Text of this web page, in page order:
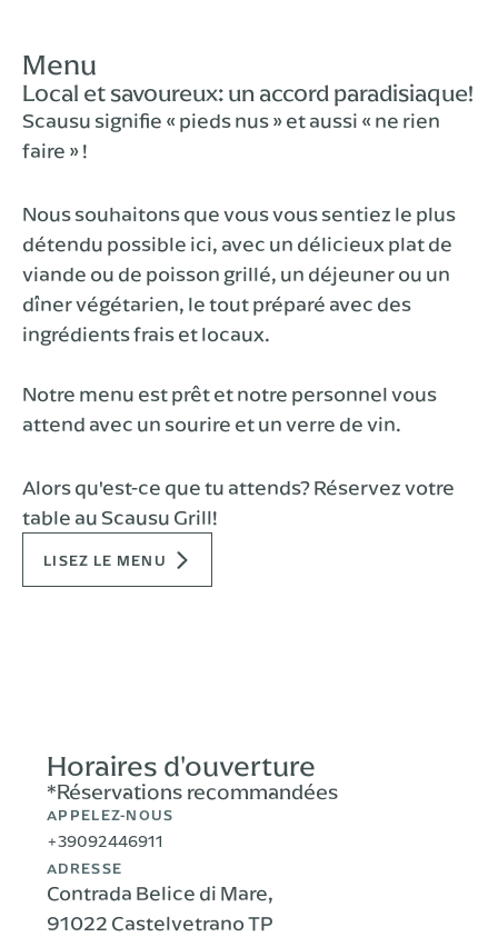
Menu
Local et savoureux: un accord paradisiaque!
Scausu signifie « pieds nus » et aussi « ne rien
faire » !
Nous souhaitons que vous vous sentiez le plus
détendu possible ici, avec un délicieux plat de
viande ou de poisson grillé, un déjeuner ou un
dîner végétarien, le tout préparé avec des
ingrédients frais et locaux.
Notre menu est prêt et notre personnel vous
attend avec un sourire et un verre de vin.
Alors qu'est-ce que tu attends? Réservez votre
table au Scausu Grill!
LISEZ LE MENU
Horaires d'ouverture
*Réservations recommandées
APPELEZ-NOUS
+39092446911
ADRESSE
Contrada Belice di Mare,
91022 Castelvetrano TP